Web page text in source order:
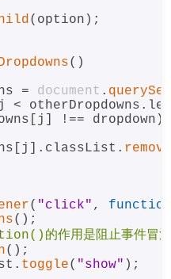
(option);
( )
= document .
otherDropdowns.
!== dropdown)
classList . remove
( "click" , function
();
();
. toggle( "show" );